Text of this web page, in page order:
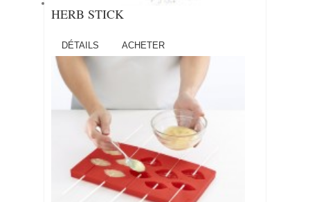
HERB STICK
DÉTAILS ACHETER